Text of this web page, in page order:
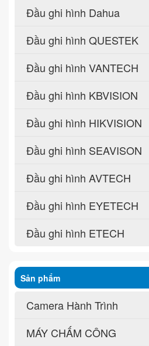
Đầu ghi hình Dahua
Đầu ghi hình QUESTEK
Đầu ghi hình VANTECH
Đầu ghi hình KBVISION
Đầu ghi hình HIKVISION
Đầu ghi hình SEAVISON
Đầu ghi hình AVTECH
Đầu ghi hình EYETECH
Đầu ghi hình ETECH
Sản phẩm
Camera Hành Trình
MÁY CHẤM CÔNG